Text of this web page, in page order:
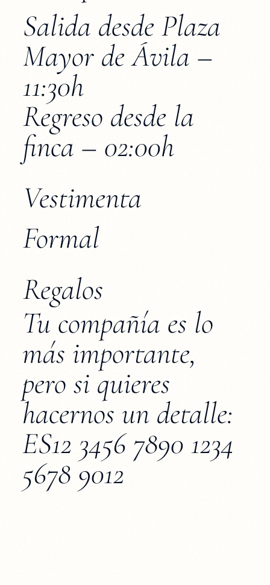
Salida desde Plaza
Mayor de Ávila –
11:30h
Regreso desde la
finca – 02:00h
Vestimenta
Formal
Regalos
Tu compañía es lo
más importante,
pero si quieres
hacernos un detalle:
ES12 3456 7890 1234
5678 9012